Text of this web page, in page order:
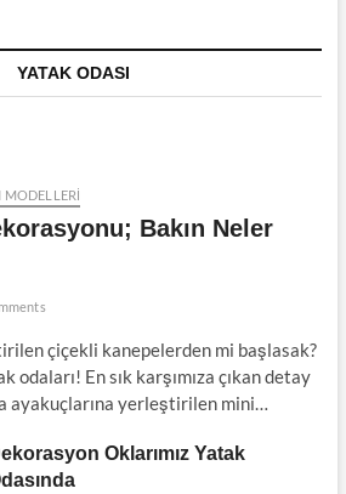
YATAK ODASI
MODELLERI
Bakın Neler
çiçekli kanepelerden mi başlasak?
odaları! En sık karşımıza çıkan detay
ayakuçlarına yerleştirilen mini…
Oklarımız Yatak